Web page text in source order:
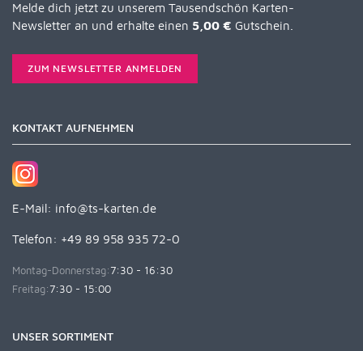
Melde dich jetzt zu unserem Tausendschön Karten-
Newsletter an und erhalte einen 5,00 € Gutschein.
ZUM NEWSLETTER ANMELDEN
KONTAKT AUFNEHMEN
E-Mail: info@ts-karten.de
Telefon: +49 89 958 935 72-0
Montag-Donnerstag:7:30 - 16:30
Freitag:7:30 - 15:00
UNSER SORTIMENT